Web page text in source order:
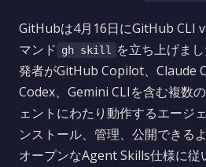
GitHubは4月16日にGitHub CLI
マンド gh skill
を立ち上げま
発者がGitHub Copilot、Claude
Codex、Gemini CLIを含む複数
ェントにわたり動作するエージ
ンストール、管理、公開できる
オープンなAgent Skills仕様に従